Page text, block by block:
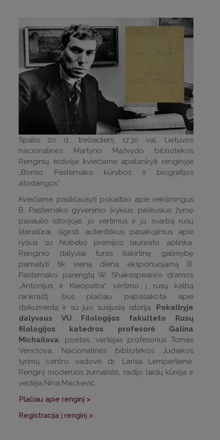
Spalio 20 d., trečiadienį, 17.30 val. Lietuvos
nacionalinės Martyno Mažvydo bibliotekos
Renginių erdvėje kviečiame apsilankyti renginyje
„Boriso Pasternako kūrybos ir biografijos
atodangos“.
Kviečiame pasiklausyti pokalbio apie reikšmingus
B. Pasternako gyvenimo įvykius, palikusius žymę
pasaulio istorijoje, jo vertimus ir jų svarbą rusų
literatūrai, išgirsti autentiškus pasakojimus apie
ryšius su Nobelio premijos laureato aplinka.
Renginio dalyviai turės išskirtinę galimybę
pamatyti tik vieną dieną eksponuojamą B.
Pasternako parengtą W. Shakespeare’o dramos
„Antonijus ir Kleopatra“ vertimo į rusų kalbą
rankraštį, bus plačiau papasakota apie
dokumentą ir su juo susijusią istoriją. Pokalbyje
dalyvaus VU Filologijos fakulteto Rusų
filologijos katedros profesorė Galina
Michailova, poetas, vertėjas profesorius Tomas
Venclova, Nacionalinės bibliotekos Judaikos
tyrimų centro vadovė dr. Larisa Lempertienė.
Renginį moderuos žurnalistė, radijo laidų kūrėja ir
vedėja Nina Mackevič.
Plačiau apie renginį >
Registracija į renginį >